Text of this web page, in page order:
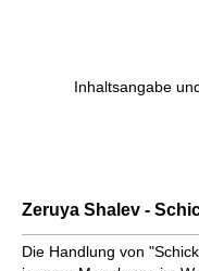
Inhaltsangabe
Zeruya Shalev -
Die Handlung von